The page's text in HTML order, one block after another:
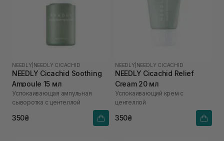
NEEDLY NEEDLY CICACHID
NEEDLY Cicachid Soothing
Ampoule 15 мл
Успокаивающая ампульная
сыворотка с центеллой
350₴
NEEDLY NEEDLY CICACHID
NEEDLY Cicachid Relief
Cream 20 мл
Успокаивающий крем с
центеллой
350₴